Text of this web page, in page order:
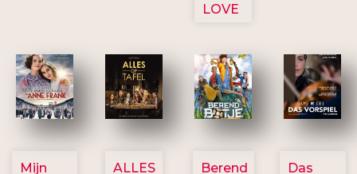
LOVE
2757
Mijn
3154
ALLES
2799
Berend
2777
Das